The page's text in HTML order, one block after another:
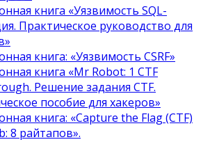
книга «Уязвимость SQL-
Практическое руководство для
книга: «Уязвимость CSRF»
книга «Mr Robot: 1 CTF
Решение задания CTF.
пособие для хакеров»
книга: «Capture the Flag (CTF)
8 райтапов».